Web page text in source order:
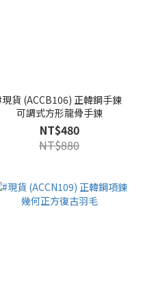
貨 (ACCB106) 正韓鋼手鍊
可調式方形龍骨手鍊
NT$480
NT$880